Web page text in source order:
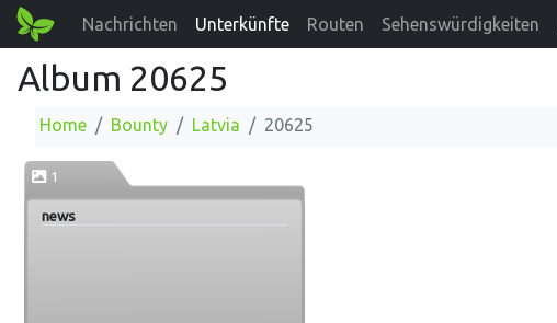
Nachrichten Unterkünfte Routen Sehenswürdigkeiten
Album 20625
Home Bounty Latvia 20625
1
news